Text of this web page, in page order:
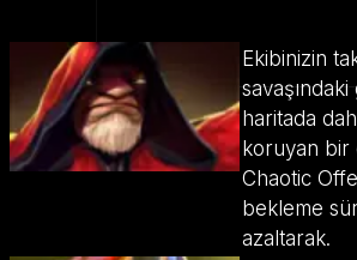
Ekibinizin
haritada
koruyan bir
Chaotic
bekleme
azaltarak.